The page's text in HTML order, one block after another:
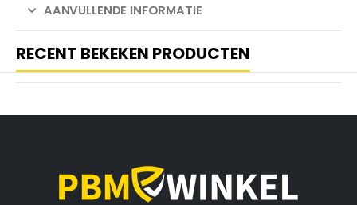
AANVULLENDE INFORMATIE
RECENT BEKEKEN PRODUCTEN